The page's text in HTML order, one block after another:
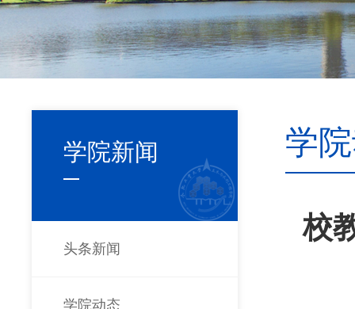
学院新闻
头条新闻
学院动态
学
校